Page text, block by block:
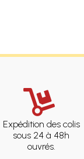
Expédition des colis
sous 24 à 48h
ouvrés.